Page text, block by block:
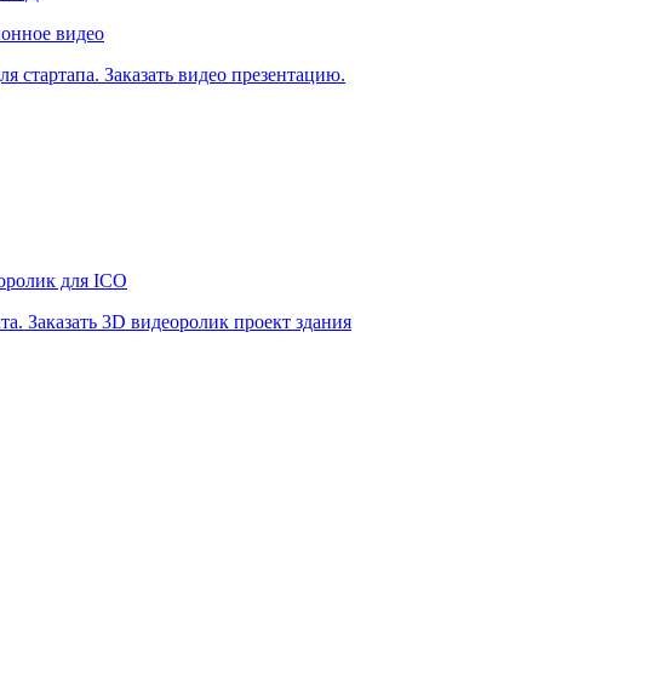
видео
стартапа. Заказать видео презентацию.
для ICO
Заказать 3D видеоролик проект здания